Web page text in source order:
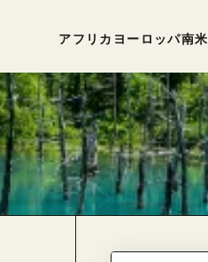
アフリカ ヨーロッパ南米